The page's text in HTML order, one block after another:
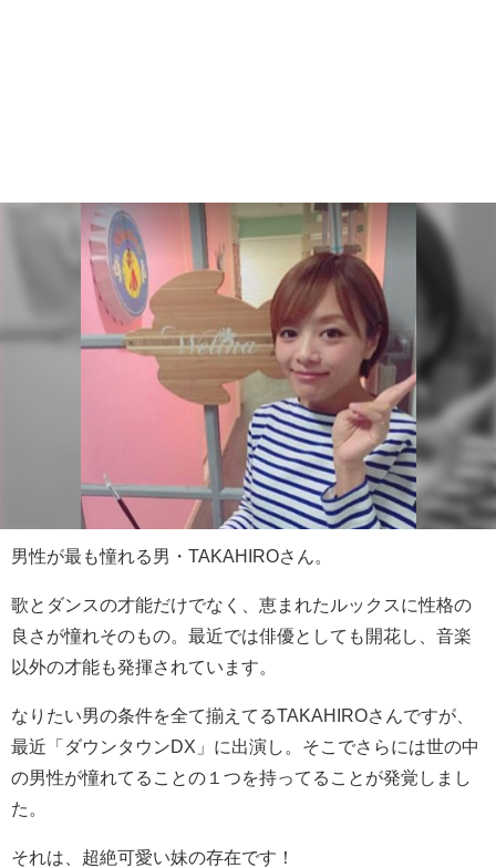
男性が最も憧れる男・TAKAHIROさん。
歌とダンスの才能だけでなく、恵まれたルックスに性格の
良さが憧れそのもの。最近では俳優としても開花し、音楽
以外の才能も発揮されています。
なりたい男の条件を全て揃えてるTAKAHIROさんですが、
最近「ダウンタウンDX」に出演し。そこでさらには世の中
の男性が憧れてることの１つを持ってることが発覚しまし
た。
それは、超絶可愛い妹の存在です！